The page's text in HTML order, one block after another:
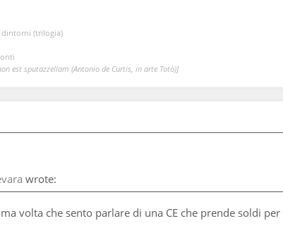
dintorni (trilogia)
est sputazzellam (Antonio de Curtis, in arte Totò)]
wrote:
volta che sento parlare di una CE che prende soldi